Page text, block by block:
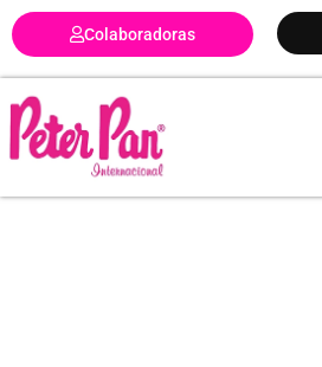
Colaboradoras